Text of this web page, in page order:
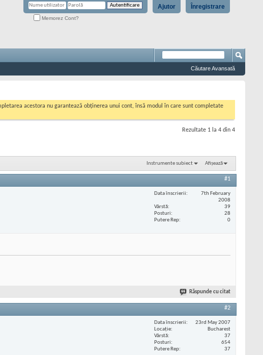
Înregistrare
Ajutor
Memorez Cont?
Căutare Avansată
acestora nu garantează obținerea unui cont, însă modul în care sunt completate
Rezultate 1 la 4 din 4
Instrumente subiect Afișează
#1
Data înscrierii
7th February
2008
Vârstă
39
Posturi
28
Putere Rep
0
Răspunde cu citat
#2
Data înscrierii
23rd May 2007
Locaţie
Bucharest
Vârstă
37
Posturi
654
Putere Rep
37